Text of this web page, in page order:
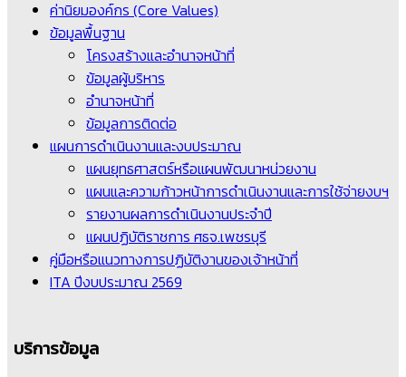
ค่านิยมองค์กร (Core Values)
ข้อมูลพื้นฐาน
โครงสร้างและอำนาจหน้าที่
ข้อมูลผู้บริหาร
อำนาจหน้าที่
ข้อมูลการติดต่อ
แผนการดำเนินงานและงบประมาณ
แผนยุทธศาสตร์หรือแผนพัฒนาหน่วยงาน
แผนและความก้าวหน้าการดำเนินงานและการใช้จ่ายงบฯ
รายงานผลการดำเนินงานประจำปี
แผนปฏิบัติราชการ ศธจ.เพชรบุรี
คู่มือหรือแนวทางการปฏิบัติงานของเจ้าหน้าที่
ITA ปีงบประมาณ 2569
บริการข้อมูล